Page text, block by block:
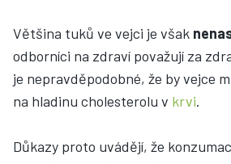
Většina tuků ve vejci je však
odborníci na zdraví považují za
je nepravděpodobné, že by vejce
na hladinu cholesterolu v krvi.
Důkazy proto uvádějí, že